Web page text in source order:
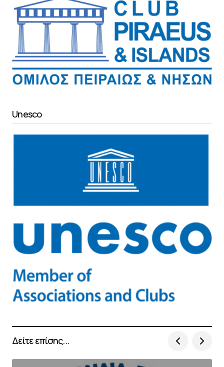
Unesco
Δείτε επίσης...